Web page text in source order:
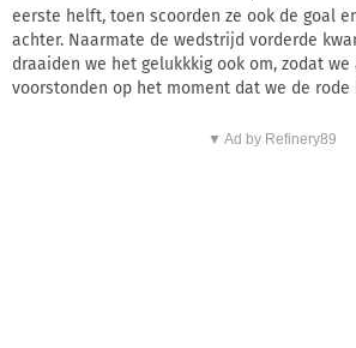
eerste helft, toen scoorden ze ook de goal
achter. Naarmate de wedstrijd vorderde
draaiden we het gelukkkig ook om, zodat we
voorstonden op het moment dat we de rode
▼ Ad by Refinery89